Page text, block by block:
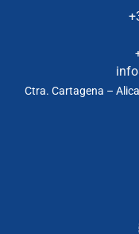
Ctra. Cartagena –